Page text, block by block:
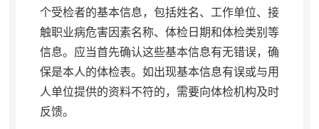
个受检者的基本信息，包括姓名、工作单位、接
触职业病危害因素名称、体检日期和体检类别等
信息。 应当首先确认这些基本信息有无错误，确
保是本人的体检表。 如出现基本信息有误或与用
人单位提供的资料不符的，需要向体检机构及时
反馈。